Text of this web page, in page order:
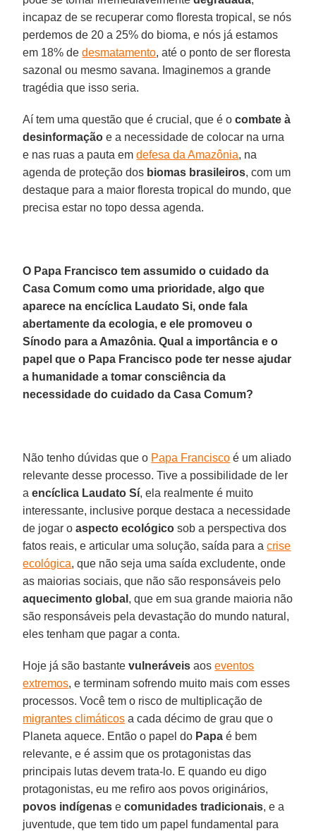
incapaz de se recuperar como floresta tropical, se nós
perdemos de 20 a 25% do bioma, e nós já estamos
em 18% dedesmatamento, até o ponto de ser floresta
sazonal ou mesmo savana. Imaginemos a grande
tragédia que isso seria.
Aí tem uma questão que é crucial, que é ocombate à
desinformação e a necessidade de colocar na urna
e nas ruas a pauta emdefesa da Amazônia, na
agenda de proteção dos biomas brasileiros, com um
destaque para a maior floresta tropical do mundo, que
precisa estar no topo dessa agenda.
O Papa Francisco tem assumido o cuidado da
Casa Comum como uma prioridade, algo que
aparece na encíclica Laudato Si, onde fala
abertamente da ecologia, e ele promoveu o
Sínodo para a Amazônia. Qual a importância e o
papel que o Papa Francisco pode ter nesse ajudar
a humanidade a tomar consciência da
necessidade do cuidado da Casa Comum?
Não tenho dúvidas que o Papa Francisco é um aliado
relevante desse processo. Tive a possibilidade de ler
aencíclica Laudato Sí, ela realmente é muito
interessante, inclusive porque destaca a necessidade
de jogar oaspecto ecológico sob a perspectiva dos
fatos reais, e articular uma solução, saída para acrise
ecológica, que não seja uma saída excludente, onde
as maiorias sociais, que não são responsáveis pelo
aquecimento global , que em sua grande maioria não
são responsáveis pela devastação do mundo natural,
eles tenham que pagar a conta.
Hoje já são bastantevulneráveis aoseventos
extremos, e terminam sofrendo muito mais com esses
processos. Você tem o risco de multiplicação de
migrantes climáticos a cada décimo de grau que o
Planeta aquece. Então o papel do Papa é bem
relevante, e é assim que os protagonistas das
principais lutas devem trata-lo. E quando eu digo
protagonistas, eu me refiro aos povos originários,
povos indígenas ecomunidades tradicionais, e a
juventude, que tem tido um papel fundamental para